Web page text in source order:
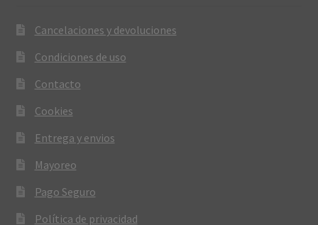
Cancelaciones y devoluciones
Condiciones de uso
Contacto
Cookies
Entrega y envios
Mayoreo
Pago Seguro
Política de privacidad